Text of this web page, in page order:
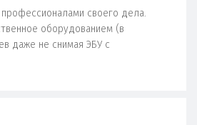
своего дела.
оборудованием (в
даже не снимая ЭБУ с